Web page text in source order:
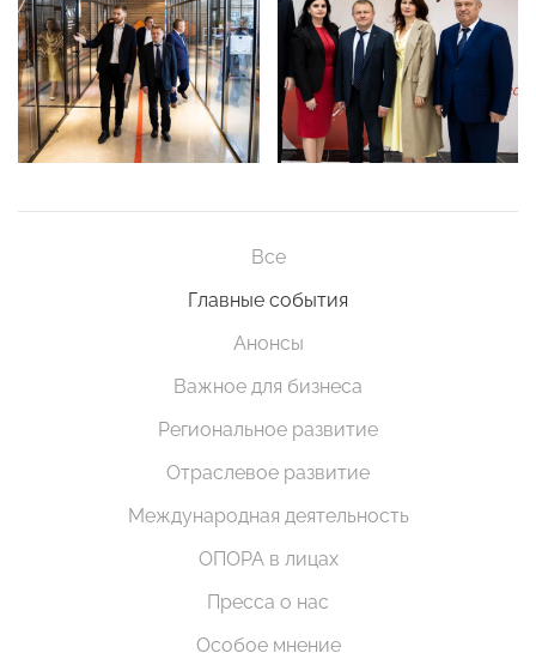
Все
Главные события
Анонсы
Важное для бизнеса
Региональное развитие
Отраслевое развитие
Международная деятельность
ОПОРА в лицах
Пресса о нас
Особое мнение